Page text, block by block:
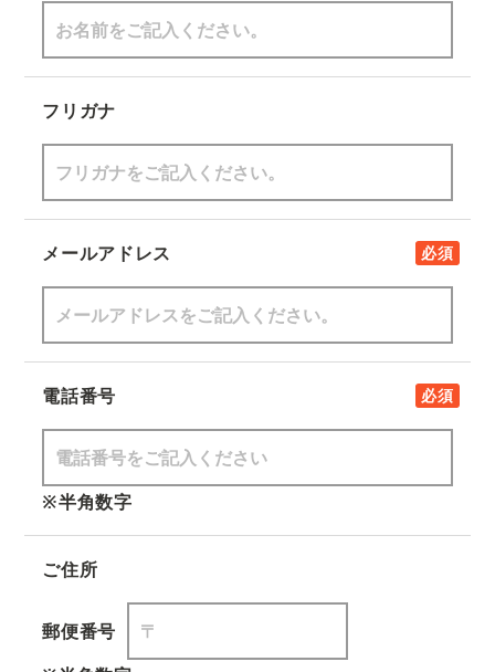
フリガナ
メールアドレス 必須
電話番号 必須
※半角数字
ご住所
郵便番号